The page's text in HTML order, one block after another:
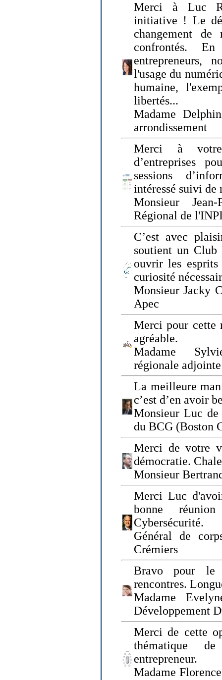
Merci à Luc
initiative ! Le
changement de
confrontés.
entrepreneurs,
l'usage du
humaine,
libertés...
Madame
arrondissement
Merci à
d’entreprises
sessions
intéressé suivi de
Monsieur
Régional de
C’est avec
soutient un Club
ouvrir les
curiosité
Monsieur Jacky
Apec
Merci pour cette
agréable.
Madame
régionale
La meilleure
c’est d’en avoir
Monsieur Luc de
du BCG (Boston
Merci de votre
démocratie.
Monsieur
Merci Luc
bonne
Cybersécurité.
Général de
Crémiers
Bravo pour le
rencontres.
Madame
Développement
Merci de cette
thématique
entrepreneur.
Madame